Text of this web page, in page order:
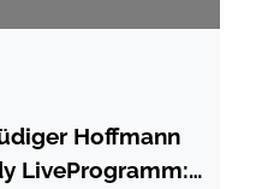
Hoffmann
LiveProgramm: